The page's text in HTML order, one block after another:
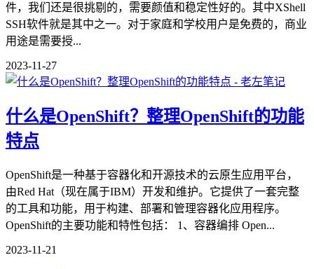
件，我们还是很挑剔的，需要颜值和稳定性好的。其中XShell
SSH软件就是其中之一。对于家庭和学校用户是免费的，商业
用途是需要授...
2023-11-27
什么是OpenShift？整理OpenShift的功能
特点
OpenShift是一种基于容器化和开源技术的云原生应用平台，
由Red Hat（现在属于IBM）开发和维护。它提供了一套完整
的工具和功能，用于构建、部署和管理容器化应用程序。
OpenShift的主要功能和特性包括： 1、容器编排 Open...
2023-11-21